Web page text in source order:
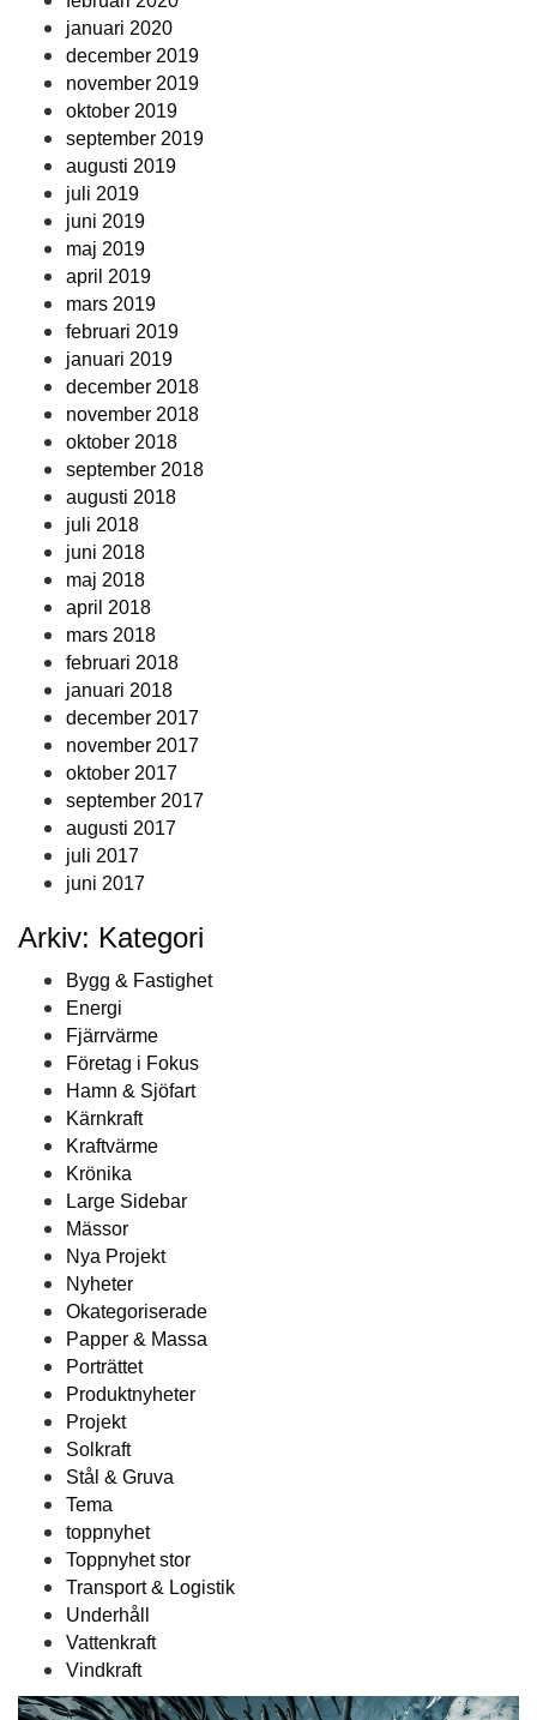
januari 2020
december 2019
november 2019
oktober 2019
september 2019
augusti 2019
juli 2019
juni 2019
maj 2019
april 2019
mars 2019
februari 2019
januari 2019
december 2018
november 2018
oktober 2018
september 2018
augusti 2018
juli 2018
juni 2018
maj 2018
april 2018
mars 2018
februari 2018
januari 2018
december 2017
november 2017
oktober 2017
september 2017
augusti 2017
juli 2017
juni 2017
Arkiv: Kategori
Bygg & Fastighet
Energi
Fjärrvärme
Företag i Fokus
Hamn & Sjöfart
Kärnkraft
Kraftvärme
Krönika
Large Sidebar
Mässor
Nya Projekt
Nyheter
Okategoriserade
Papper & Massa
Porträttet
Produktnyheter
Projekt
Solkraft
Stål & Gruva
Tema
toppnyhet
Toppnyhet stor
Transport & Logistik
Underhåll
Vattenkraft
Vindkraft